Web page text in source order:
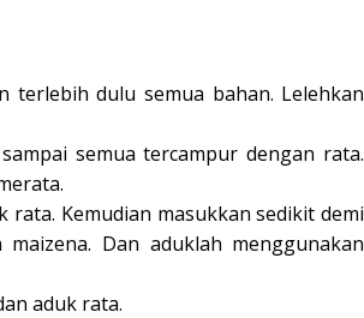
terlebih dulu semua bahan. Lelehkan
semua tercampur dengan rata.
Kemudian masukkan sedikit demi
Dan aduklah menggunakan
aduk rata.